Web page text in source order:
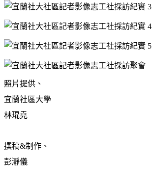
照片提供、
宜蘭社區大學
林琨堯
撰稿&制作、
彭瀞儀